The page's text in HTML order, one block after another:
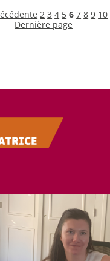
2 3 4 5 6 7 8 9 10
Dernière page